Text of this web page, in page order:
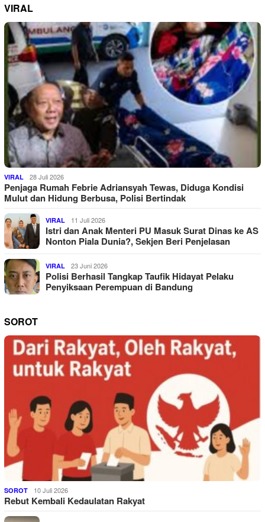
VIRAL
VIRAL 28 Juli 2026
Penjaga Rumah Febrie Adriansyah Tewas, Diduga Kondisi
Mulut dan Hidung Berbusa, Polisi Bertindak
VIRAL 11 Juli 2026
Istri dan Anak Menteri PU Masuk Surat Dinas ke AS
Nonton Piala Dunia?, Sekjen Beri Penjelasan
VIRAL 23 Juni 2026
Polisi Berhasil Tangkap Taufik Hidayat Pelaku
Penyiksaan Perempuan di Bandung
SOROT
SOROT 10 Juli 2026
Rebut Kembali Kedaulatan Rakyat